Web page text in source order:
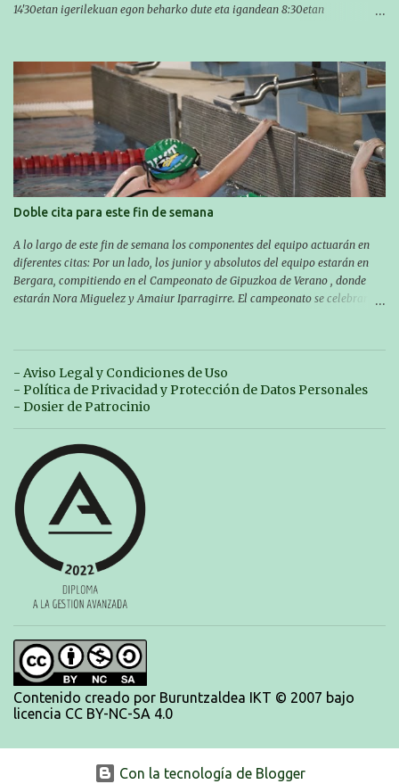
14'30etan igerilekuan egon beharko dute eta igandean 8:30etan
domingo los MASTERS tendrán el II TROFEO MASTER DE ZARAUTZ. La
competición se celebrará en Zarautz a las 16:00 la jornada del sabado y a
las 10:00 la del domingo. Los/las nadadores/as tendrán que estar en la
piscina a las 14:30 el sabado y a las 8:30 el domingo (polideportivo
Aritzbatalde). SERIES
Doble cita para este fin de semana
A lo largo de este fin de semana los componentes del equipo actuarán en
diferentes citas: Por un lado, los junior y absolutos del equipo estarán en
Bergara, compitiendo en el Campeonato de Gipuzkoa de Verano , donde
estarán Nora Miguelez y Amaiur Iparragirre. El campeonato se celebrará
sábado por la tarde a las 16:30. Por otro lado, otro grupo pequeño actuará
en el polideportivo Antzizar de Beasain en el XXIIIº memorial Leire
Contreras , en una mañana popular festiva organizada por el club Igartza.
Las pruebas empezarán a las 10:30, a las 11:30 habrá pruebas populares
participantes. Toda la información sobre convocatorias y competiciones la
encontraréis en nuestra web, en el siguiente enlace:
https://www.es.buruntzaldeaikt.eus/competici%C3%B3n/egutegia#h.9xisch
p06awl ¡Mucha suert...
- Aviso Legal y Condiciones de Uso
- Política de Privacidad y Protección de Datos Personales
- Dosier de Patrocinio
Contenido creado por Buruntzaldea IKT © 2007 bajo
licencia CC BY-NC-SA 4.0
Con la tecnología de Blogger